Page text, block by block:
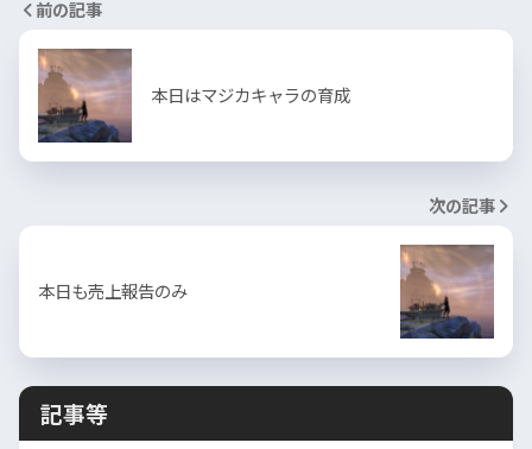
前の記事
本日はマジカキャラの育成
次の記事
本日も売上報告のみ
記事等